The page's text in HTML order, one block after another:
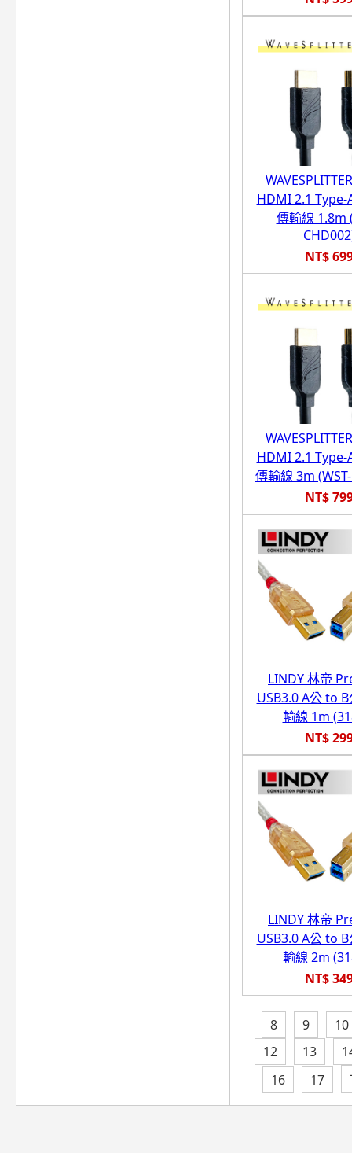
HDMI 2.1 Type-
傳輸線 1.8m
NT$
HDMI 2.1 Type-
傳輸線 3m
NT$
LINDY 林帝
USB3.0 A公 to
輸線 1m
NT$
LINDY 林帝
USB3.0 A公 to
輸線 2m
NT$
8 9
10
12
13
16
17